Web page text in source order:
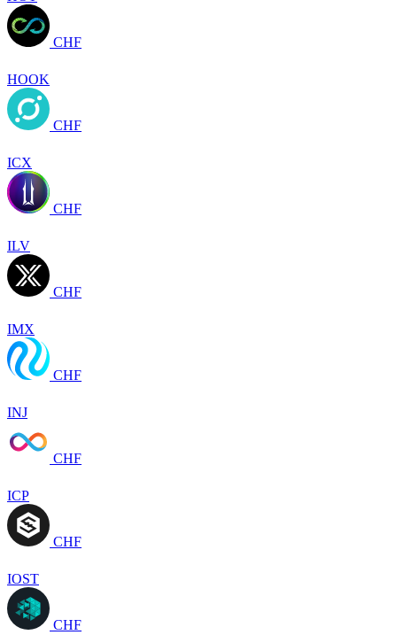
CHF
HOOK
CHF
ICX
CHF
ILV
CHF
IMX
CHF
INJ
CHF
ICP
CHF
IOST
CHF